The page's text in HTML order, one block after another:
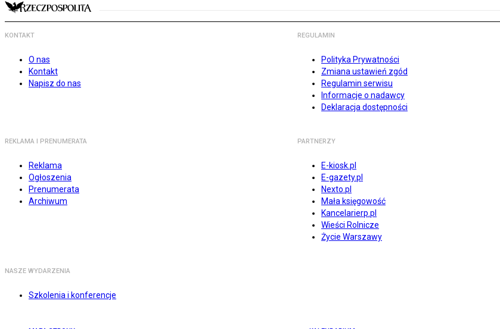
KONTAKT
O nas
Kontakt
Napisz do nas
REGULAMIN
Polityka Prywatności
Zmiana ustawień zgód
Regulamin serwisu
Informacje o nadawcy
Deklaracja dostępności
REKLAMA I PRENUMERATA
Reklama
Ogłoszenia
Prenumerata
Archiwum
PARTNERZY
E-kiosk.pl
E-gazety.pl
Nexto.pl
Mała księgowość
Kancelarierp.pl
Wieści Rolnicze
Życie Warszawy
NASZE WYDARZENIA
Szkolenia i konferencje